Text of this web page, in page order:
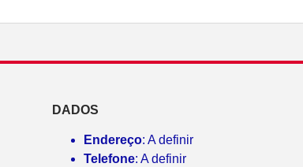
DADOS
Endereço: A definir
Telefone: A definir